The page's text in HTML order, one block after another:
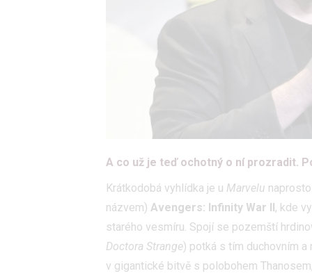
A co už je teď ochotný o ní prozradit.
Krátkodobá vyhlídka je u Marvelu
názvem) Avengers: Infinity War II , kde
starého vesmíru. Spojí se pozemští
Doctora Strange) potká s tím duchovním
v gigantické bitvě s polobohem